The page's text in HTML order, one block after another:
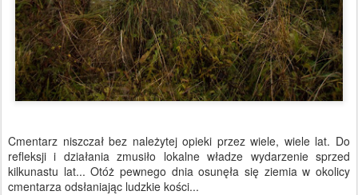
Cmentarz niszczał bez należytej opieki przez wiele, wiele lat. Do
refleksji i działania zmusiło lokalne władze wydarzenie sprzed
kilkunastu lat... Otóż pewnego dnia osunęła się ziemia w okolicy
cmentarza odsłaniając ludzkie kości...